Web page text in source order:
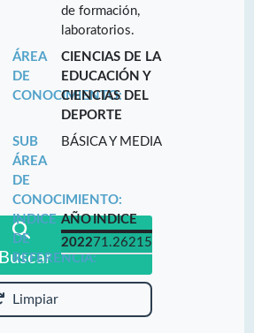
Buscar
Limpiar
de formación,
laboratorios.
ÁREA
DE
CONOCIMIENTO:
CIENCIAS DE LA
EDUCACIÓN Y
CIENCIAS DEL
DEPORTE
SUB
ÁREA
DE
CONOCIMIENTO:
BÁSICA Y MEDIA
INDICE
DE
REFERENCIA:
AÑOINDICE
202271.26215